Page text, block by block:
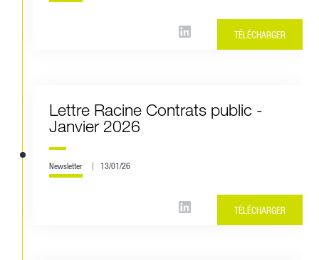
TÉLÉCHARGER
Lettre Racine Contrats public -
Janvier 2026
Newsletter 13/01/26
TÉLÉCHARGER